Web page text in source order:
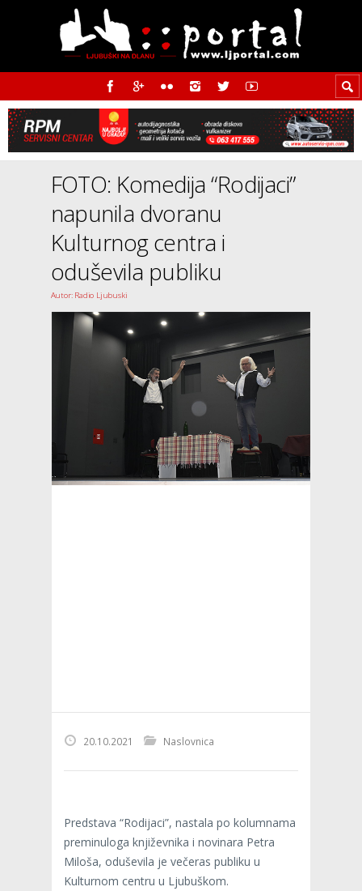
FOTO: Komedija “Rodijaci”
napunila dvoranu
Kulturnog centra i
oduševila publiku
Autor: Radio Ljubuski
20.10.2021 Naslovnica
Predstava “Rodijaci”, nastala po kolumnama
preminuloga književnika i novinara Petra
Miloša, oduševila je večeras publiku u
Kulturnom centru u Ljubuškom.